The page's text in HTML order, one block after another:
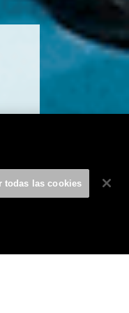
todas las cookies